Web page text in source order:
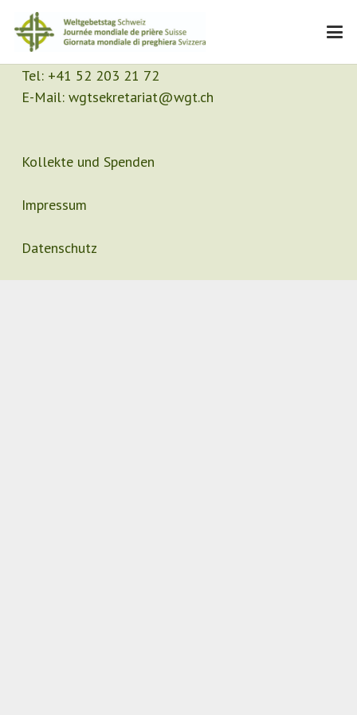
Kontakt
Sekretariat
Tel: +41 52 203 21 72
E-Mail: wgtsekretariat@wgt.ch
Kollekte und Spenden
Impressum
Datenschutz